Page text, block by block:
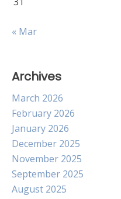
« Mar
Archives
March 2026
February 2026
January 2026
December 2025
November 2025
September 2025
August 2025